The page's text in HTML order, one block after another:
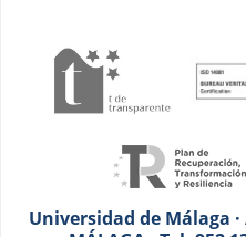
Universidad de Málaga